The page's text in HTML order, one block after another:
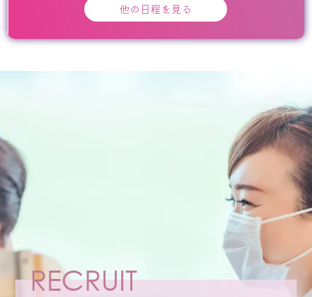
他の日程を見る
RECRUIT